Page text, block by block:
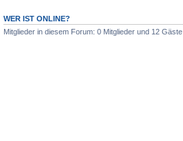
WER IST ONLINE?
Mitglieder in diesem Forum: 0 Mitglieder und 12 Gäste